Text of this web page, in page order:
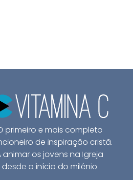
primeiro e mais completo
de inspiração cristã.
animar os jovens na Igreja
desde o início do milénio